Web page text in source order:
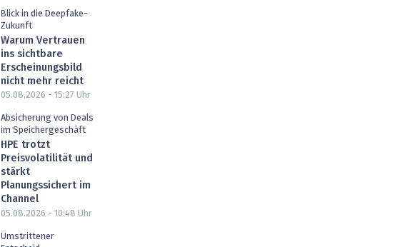
Blick in die Deepfake-
Zukunft
Warum Vertrauen
ins sichtbare
Erscheinungsbild
nicht mehr reicht
05.08.2026 - 15:27 Uhr
Absicherung von Deals
im Speichergeschäft
HPE trotzt
Preisvolatilität und
stärkt
Planungssichert im
Channel
05.08.2026 - 10:48 Uhr
Umstrittener